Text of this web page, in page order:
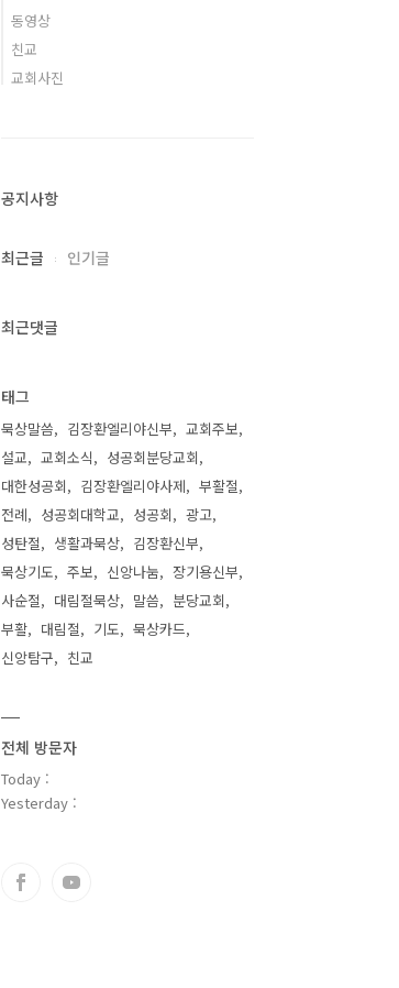
동영상
친교
교회사진
공지사항
최근글 인기글
최근댓글
태그
묵상말씀 김장환엘리야신부
교회주보
설교
교회소식
성공회분당교회
대한성공회
김장환엘리야사제
부활절
전례
성공회대학교 성공회
광고
성탄절
생활과묵상
김장환신부
묵상기도
주보 신앙나눔
장기용신부
사순절
대림절묵상 말씀
분당교회
부활
대림절 기도
묵상카드
신앙탐구
친교
전체 방문자
Today :
Yesterday :